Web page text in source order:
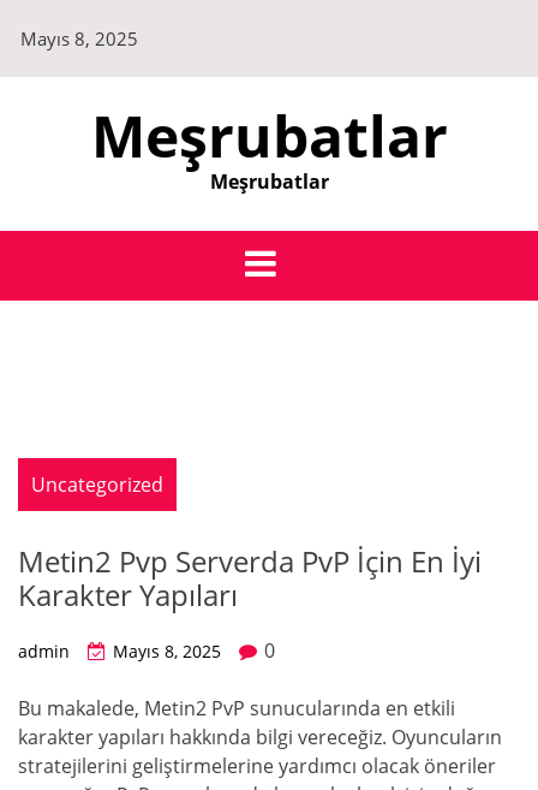
content
Mayıs 8, 2025
Meşrubatlar
Meşrubatlar
Uncategorized
Metin2 Pvp Serverda PvP İçin En İyi
Karakter Yapıları
admin Mayıs 8, 2025 0
Bu makalede, Metin2 PvP sunucularında en etkili
karakter yapıları hakkında bilgi vereceğiz. Oyuncuların
stratejilerini geliştirmelerine yardımcı olacak öneriler